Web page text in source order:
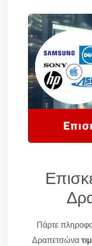
Πάρτε
Δραπετσώνα